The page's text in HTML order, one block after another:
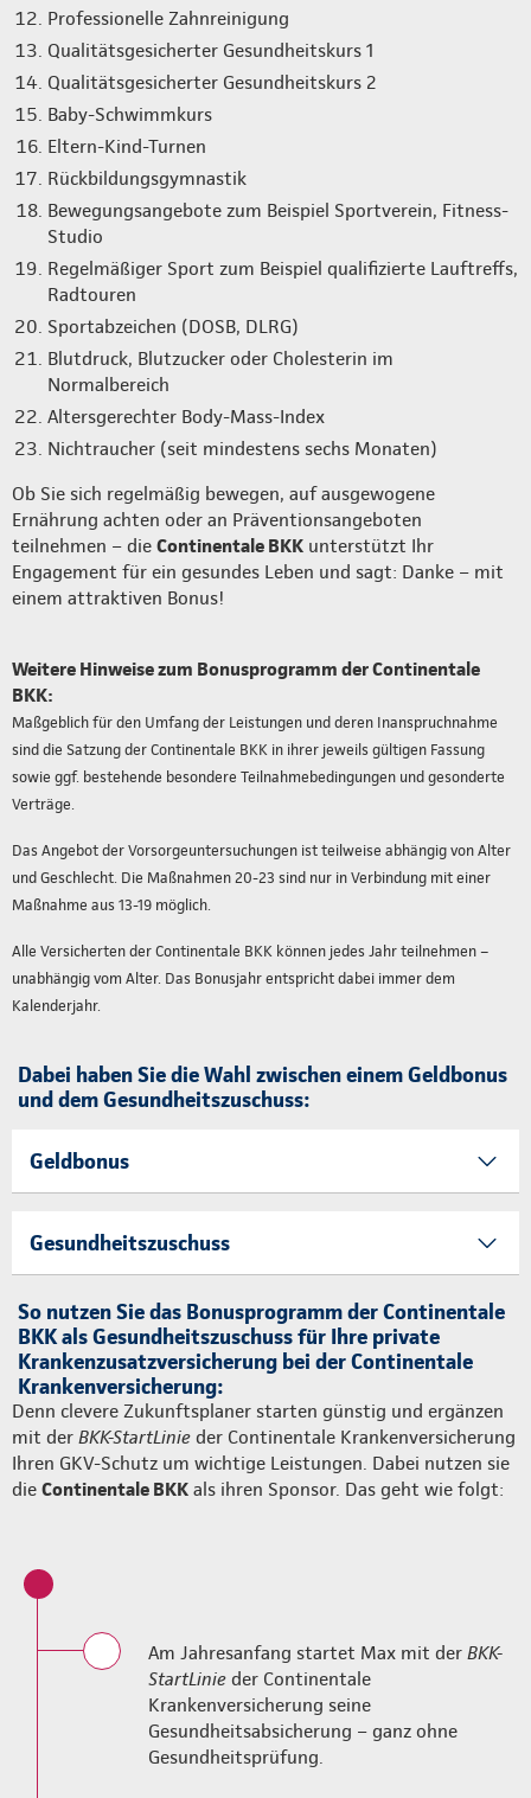
Professionelle Zahnreinigung
Qualitätsgesicherter Gesundheitskurs 1
Qualitätsgesicherter Gesundheitskurs 2
Baby-Schwimmkurs
Eltern-Kind-Turnen
Rückbildungsgymnastik
Bewegungsangebote zum Beispiel Sportverein, Fitness-
Studio
Regelmäßiger Sport zum Beispiel qualifizierte Lauftreffs,
Radtouren
Sportabzeichen (DOSB, DLRG)
Blutdruck, Blutzucker oder Cholesterin im
Normalbereich
Altersgerechter Body-Mass-Index
Nichtraucher (seit mindestens sechs Monaten)
Ob Sie sich regelmäßig bewegen, auf ausgewogene
Ernährung achten oder an Präventionsangeboten
teilnehmen – die Continentale BKK unterstützt Ihr
Engagement für ein gesundes Leben und sagt: Danke – mit
einem attraktiven Bonus!
Weitere Hinweise zum Bonusprogramm der Continentale
BKK:
Maßgeblich für den Umfang der Leistungen und deren Inanspruchnahme
sind die Satzung der Continentale BKK in ihrer jeweils gültigen Fassung
sowie ggf. bestehende besondere Teilnahmebedingungen und gesonderte
Verträge.
Das Angebot der Vorsorgeuntersuchungen ist teilweise abhängig von Alter
und Geschlecht. Die Maßnahmen 20-23 sind nur in Verbindung mit einer
Maßnahme aus 13-19 möglich.
Alle Versicherten der Continentale BKK können jedes Jahr teilnehmen –
unabhängig vom Alter. Das Bonusjahr entspricht dabei immer dem
Kalenderjahr.
Dabei haben Sie die Wahl zwischen einem Geldbonus
und dem Gesundheitszuschuss:
Geldbonus
Gesundheitszuschuss
So nutzen Sie das Bonusprogramm der Continentale
BKK als Gesundheitszuschuss für Ihre private
Krankenzusatzversicherung bei der Continentale
Krankenversicherung:
Denn clevere Zukunftsplaner starten günstig und ergänzen
mit der BKK-StartLinie der Continentale Krankenversicherung
Ihren GKV-Schutz um wichtige Leistungen. Dabei nutzen sie
die Continentale BKK als ihren Sponsor. Das geht wie folgt:
Am Jahresanfang startet Max mit der BKK-
StartLinie der Continentale
Krankenversicherung seine
Gesundheitsabsicherung – ganz ohne
Gesundheitsprüfung.